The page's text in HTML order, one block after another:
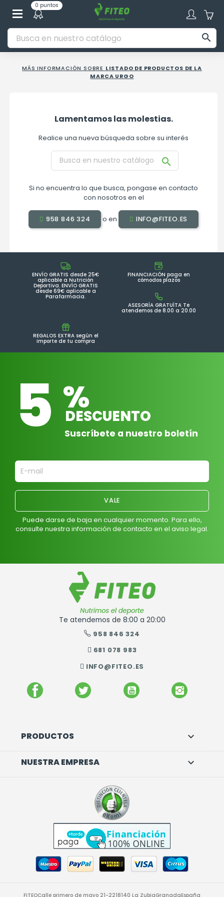
0 puntos

MÁS INFORMACIÓN SOBRE LISTADO DE PRODUCTOS DE LA
MARCA URGO
Lamentamos las molestias.
Realice una nueva búsqueda sobre su interés

Si no encuentra lo que busca, pongase en contacto
con nosotros en el
958 846 324 o en INFO@FITEO.ES
ENVÍO GRATIS desde 25€
aplicable a Nutrición
Deportiva. ENVÍO GRATIS
desde 69€ aplicable a
Parafarmacia.
FINANCIACIÓN paga en
cómodos plazos
ASESORÍA GRATUÍTA Te
atendemos de 8.00 a 20.00
REGALOS EXTRA según el
importe de tu compra
5 %
DESCUENTO
Suscríbete a nuestro boletín
Puede darse de baja en cualquier momento. Para ello,
consulte nuestra información de contacto en el aviso legal.
Te atendemos de 8:00 a 20:00
958 846 324
681 078 983
INFO@FITEO.ES
FACEBOOK TWITTER YOUTUBE
PRODUCTOS 
NUESTRA EMPRESA 
FITEOCalle primero de mayo 21-2218140 La ZubiaGranadaEspaña